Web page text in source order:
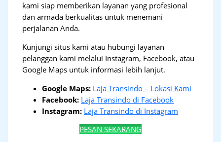
kami siap memberikan layanan yang profesional
dan armada berkualitas untuk menemani
perjalanan Anda.
Kunjungi situs kami atau hubungi layanan
pelanggan kami melalui Instagram, Facebook, atau
Google Maps untuk informasi lebih lanjut.
Google Maps: Laja Transindo – Lokasi Kami
Facebook: Laja Transindo di Facebook
Instagram: Laja Transindo di Instagram
PESAN SEKARANG